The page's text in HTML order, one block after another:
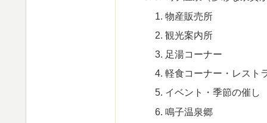
物産販売所
観光案内所
足湯コーナー
軽食コーナー・レスト
イベント・季節の催し
鳴子温泉郷